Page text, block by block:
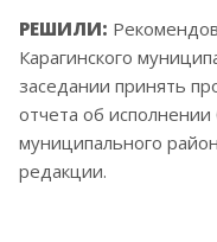
РЕШИЛИ:
Карагинского
заседании принять
отчета об
муниципального
редакции.